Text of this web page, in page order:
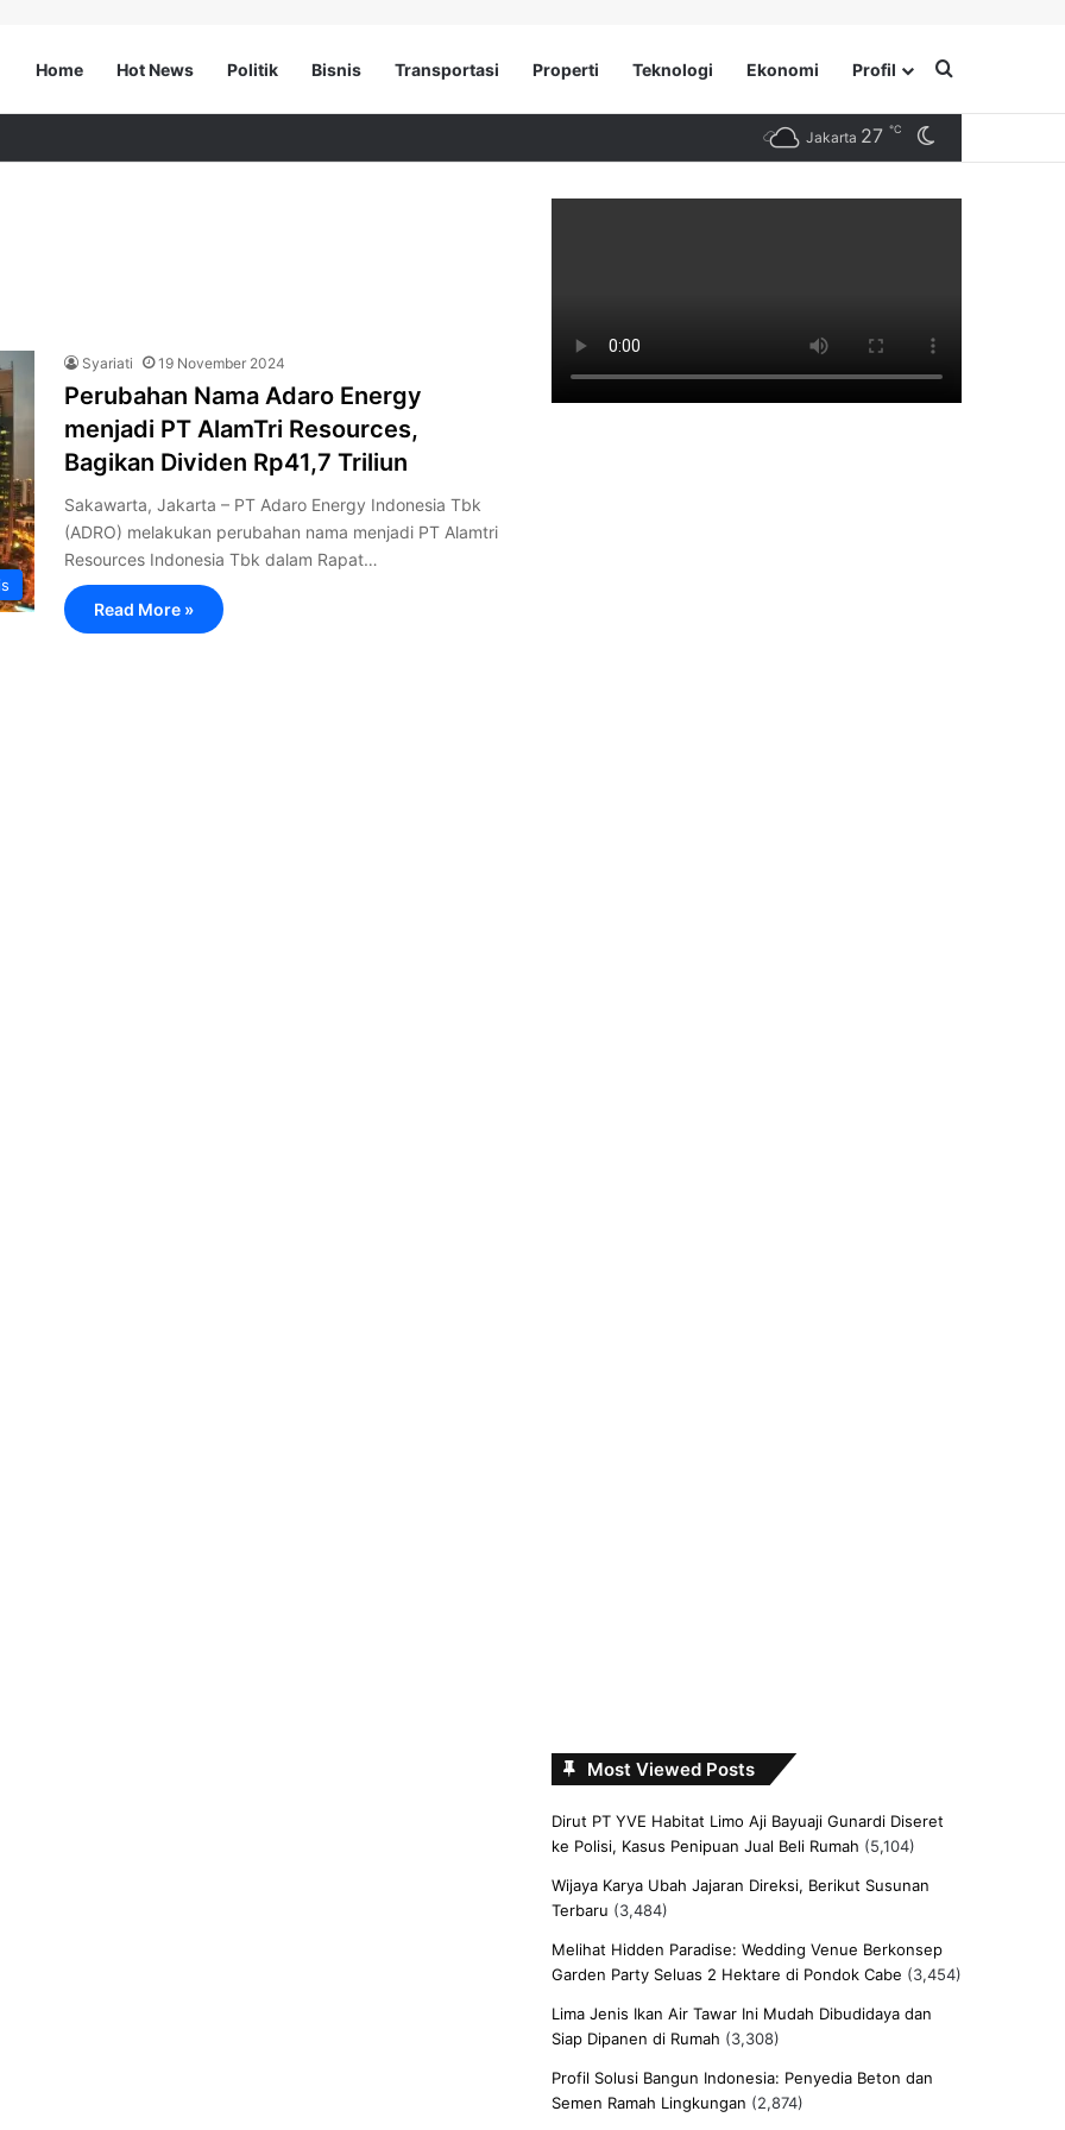
Home Hot News Politik Bisnis Transportasi Properti Teknologi Ekonomi Profil Search for
Jakarta 27 ℃
Syariati 19 November 2024
Perubahan Nama Adaro Energy
menjadi PT AlamTri Resources,
Bagikan Dividen Rp41,7 Triliun
Sakawarta, Jakarta – PT Adaro Energy Indonesia Tbk
(ADRO) melakukan perubahan nama menjadi PT Alamtri
Resources Indonesia Tbk dalam Rapat…
Read More »
Most Viewed Posts
Dirut PT YVE Habitat Limo Aji Bayuaji Gunardi Diseret
ke Polisi, Kasus Penipuan Jual Beli Rumah (5,104)
Wijaya Karya Ubah Jajaran Direksi, Berikut Susunan
Terbaru (3,484)
Melihat Hidden Paradise: Wedding Venue Berkonsep
Garden Party Seluas 2 Hektare di Pondok Cabe (3,454)
Lima Jenis Ikan Air Tawar Ini Mudah Dibudidaya dan
Siap Dipanen di Rumah (3,308)
Profil Solusi Bangun Indonesia: Penyedia Beton dan
Semen Ramah Lingkungan (2,874)